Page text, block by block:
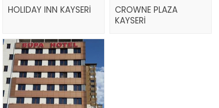
HOLIDAY INN KAYSERİ
CROWNE PLAZA
KAYSERİ